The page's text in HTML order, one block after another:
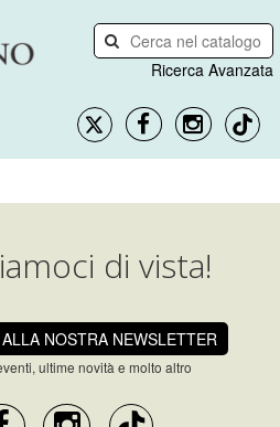
Ricerca Avanzata
di vista!
NOSTRA NEWSLETTER
ultime novità e molto altro